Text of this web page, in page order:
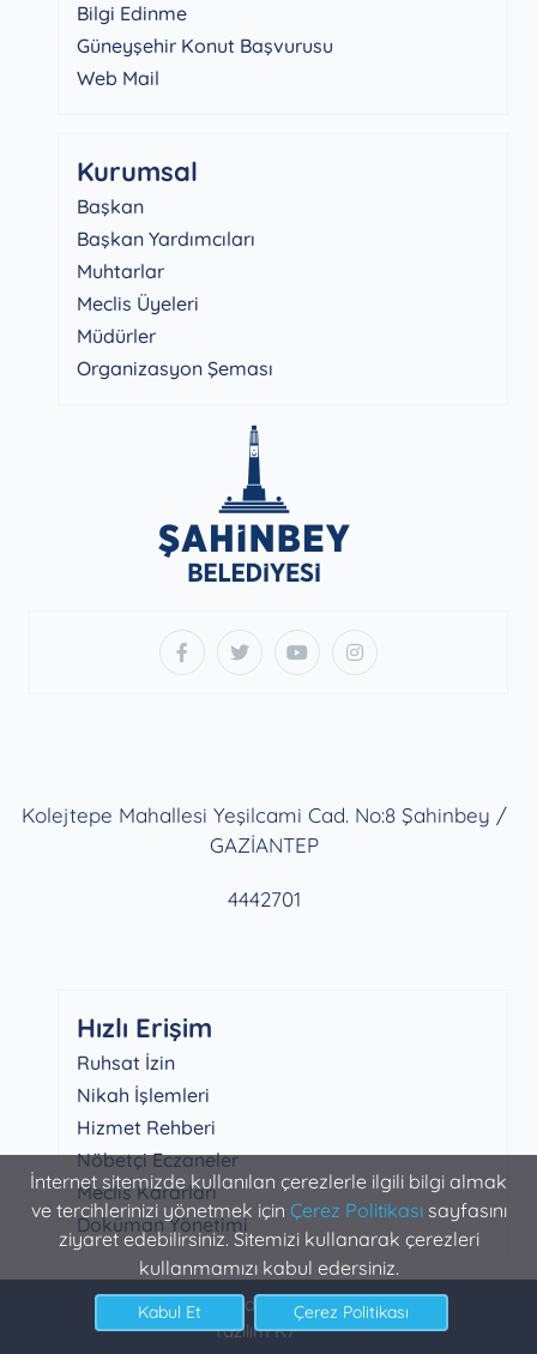
İnternet sitemizde kullanılan çerezlerle ilgili bilgi almak
ve tercihlerinizi yönetmek için Çerez Politikasısayfasını
ziyaret edebilirsiniz. Sitemizi kullanarak çerezleri
kullanmamızı kabul edersiniz.
Bilgi Edinme
Güneyşehir Konut Başvurusu
Web Mail
Kurumsal
Başkan
Başkan Yardımcıları
Muhtarlar
Meclis Üyeleri
Müdürler
Organizasyon Şeması
Kolejtepe Mahallesi Yeşilcami Cad. No:8 Şahinbey /
GAZİANTEP
4442701
Hızlı Erişim
Ruhsat İzin
Nikah İşlemleri
Hizmet Rehberi
Nöbetçi Eczaneler
Meclis Kararları
Doküman Yönetimi
Şahinbey Belediyesi Bilgi İşlem
Yazılım K7